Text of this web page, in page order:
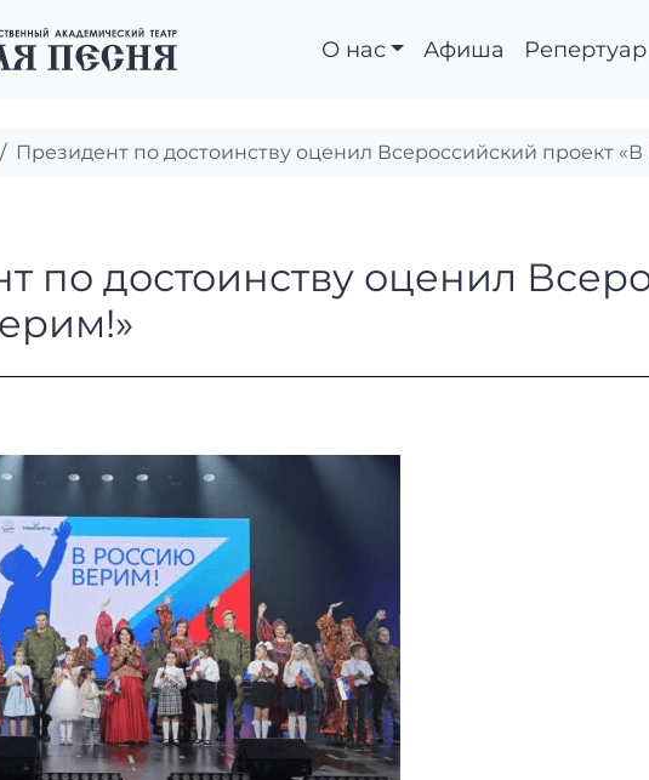
О нас Афиша Репертуар
Президент по достоинству оценил Всероссийский проект
по достоинству
по достоинству оценил